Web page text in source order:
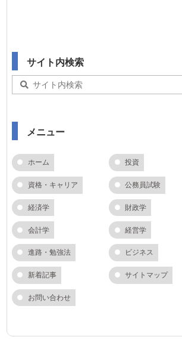
サイト内検索
メニュー
ホーム 投資
資格・キャリア 公務員試験
経済学 財政学
会計学 経営学
進路・勉強法 ビジネス
新着記事 サイトマップ
お問い合わせ